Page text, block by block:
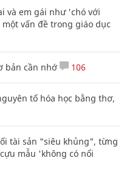
và em gái như 'chó với
vấn đề trong giáo dục
bản cần nhớ 106
tố hóa học bằng thơ,
tài sản "siêu khủng", từng
mẫu 'không có nổi